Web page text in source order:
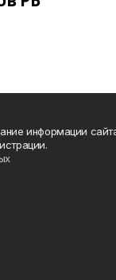
информации